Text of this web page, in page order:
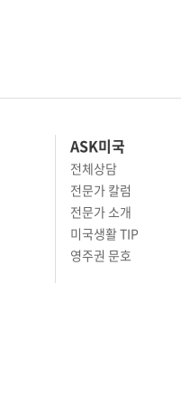
ASK미국
전체상담
전문가 칼럼
전문가 소개